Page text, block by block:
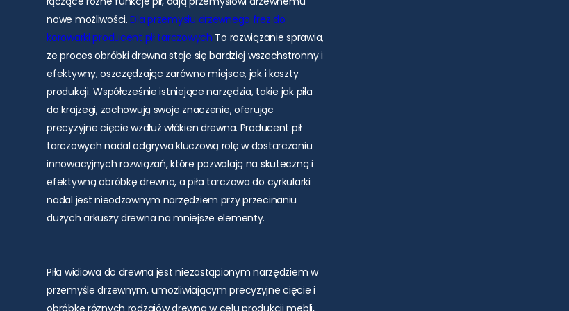
nowe możliwości.Dla przemysłu drzewnego frez do
korowarki producent pił tarczowych To rozwiązanie sprawia,
że proces obróbki drewna staje się bardziej wszechstronny i
efektywny, oszczędzając zarówno miejsce, jak i koszty
produkcji. Współcześnie istniejące narzędzia, takie jak piła
do krajzegi, zachowują swoje znaczenie, oferując
precyzyjne cięcie wzdłuż włókien drewna. Producent pił
tarczowych nadal odgrywa kluczową rolę w dostarczaniu
innowacyjnych rozwiązań, które pozwalają na skuteczną i
efektywną obróbkę drewna, a piła tarczowa do cyrkularki
nadal jest nieodzownym narzędziem przy przecinaniu
dużych arkuszy drewna na mniejsze elementy.
Piła widiowa do drewna jest niezastąpionym narzędziem w
przemyśle drzewnym, umożliwiającym precyzyjne cięcie i